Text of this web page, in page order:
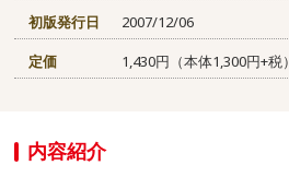
初版発行日
2007/12/06
定価
1,430円（本体1,300円+税）
内容紹介